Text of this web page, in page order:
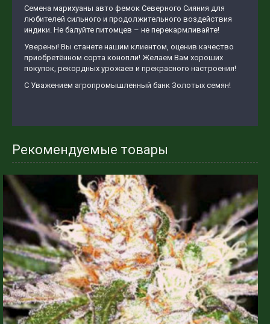
Семена марихуаны авто фемок Северного Сияния для
любителей сильного и продолжительного воздействия
индики. Не балуйте питомцев – не перекармливайте!
Уверены! Вы станете нашим клиентом, оценив качество
приобретённом сорта конопли! Желаем Вам хороших
покупок, рекордных урожаев и прекрасного настроения!
С Уважением агропромышленный банк Золотых семян!
Рекомендуемые товары